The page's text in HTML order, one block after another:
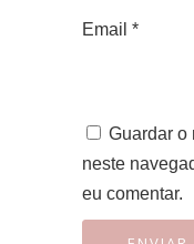
Email *
Guardar o
neste
eu comentar.